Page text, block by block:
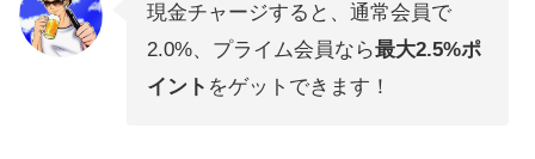
現金チャージすると、通常会員で
2.0%、プライム会員なら最大2.5%ポ
イント をゲットできます！